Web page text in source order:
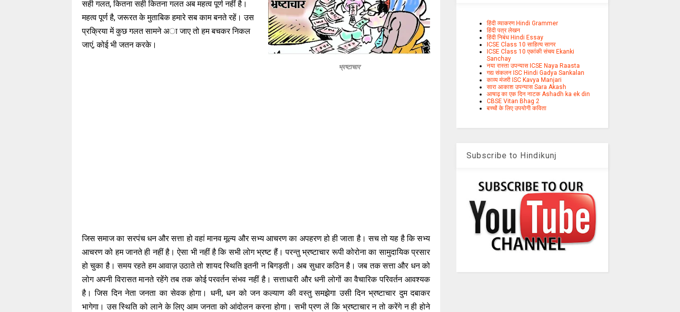
भ्रष्टाचार
सही गलत, कितना सही कितना गलत अब महत्व पूर्ण नहीं है।
महत्व पूर्ण है, जरूरत के मुताबिक हमारे सब काम बनते रहें। उस
प्रक्रिया में कुछ गलत सामने अा जाए तो हम बचकर निकल
जाएं, कोई भी जतन करके।
जिस समाज का सरपंच धन और सत्ता हो वहां मानव मूल्य और सभ्य आचरण का अपहरण हो ही जाता है। सच तो यह है कि सभ्य
आचरण को हम जानते ही नहीं है। ऐसा भी नहीं है कि सभी लोग भ्रष्ट हैं। परन्तु भ्रष्टाचार रूपी कोरोना का सामुदायिक प्रसार
हो चुका है। समय रहते हम आवाज़ उठाते तो शायद स्थिति इतनी न बिगड़ती। अब सुधार कठिन है। जब तक सत्ता और धन को
लोग अपनी विरासत मानते रहेंगे तब तक कोई परवर्तन संभव नहीं है। सत्ताधारी और धनी लोगों का वैचारिक परिवर्तन आवश्यक
है। जिस दिन नेता जनता का सेवक होगा। धनी, धन को जन कल्याण की वस्तु समझेगा उसी दिन भ्रष्टाचार दुम दबाकर
भागेगा। उस स्थिति को लाने के लिए आम जनता को आंदोलन करना होगा। सभी प्रण लें कि भ्रष्टाचार न तो करेंगे न ही होने
हिंदी व्याकरण Hindi Grammer
हिंदी पत्र लेखन
हिंदी निबंध Hindi Essay
ICSE Class 10 साहित्य सागर
ICSE Class 10 एकांकी संचय Ekanki
Sanchay
नया रास्ता उपन्यास ICSE Naya Raasta
गद्य संकलन ISC Hindi Gadya Sankalan
काव्य मंजरी ISC Kavya Manjari
सारा आकाश उपन्यास Sara Akash
आषाढ़ का एक दिन नाटक Ashadh ka ek din
CBSE Vitan Bhag 2
बच्चों के लिए उपयोगी कविता
Subscribe to Hindikunj